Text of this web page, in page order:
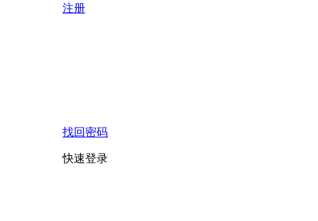
注册
找回密码
快速登录